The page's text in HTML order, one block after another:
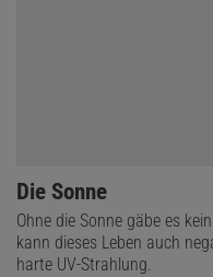
Die Sonne
Ohne die Sonne gäbe es
kann dieses Leben auch
harte UV-Strahlung.